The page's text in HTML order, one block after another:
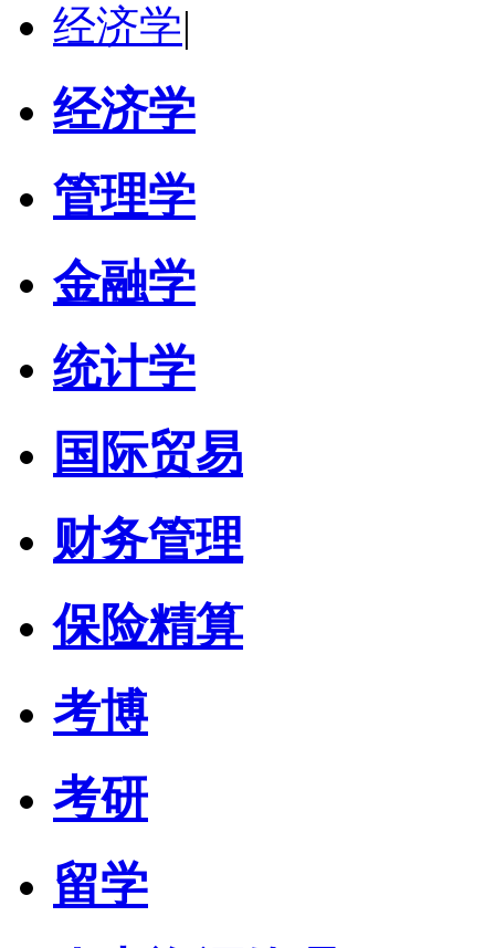
经济学|
经济学
管理学
金融学
统计学
国际贸易
财务管理
保险精算
考博
考研
留学